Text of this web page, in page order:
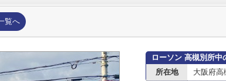
覧へ
ローソン 高槻別所中
所在地
大阪府高